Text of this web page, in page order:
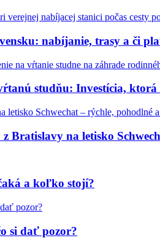
nabíjanie, trasy a či
studňu: Investícia, ktorá
Bratislavy na letisko
a koľko stojí?
si dať pozor?